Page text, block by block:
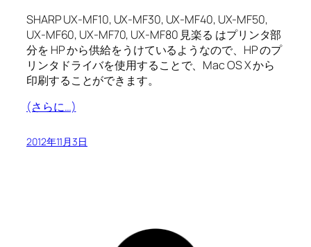
SHARP UX-MF10, UX-MF30, UX-MF40, UX-MF50,
UX-MF60, UX-MF70, UX-MF80 見楽る はプリンタ部
分を HP から供給をうけているようなので、HP のプ
リンタドライバを使用することで、Mac OS X から
印刷することができます。
(さらに…)
2012年11月3日